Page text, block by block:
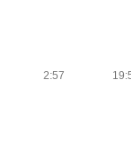
2:57